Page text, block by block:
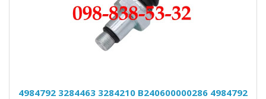
4984792 3284463 3284210 B240600000286 4984792